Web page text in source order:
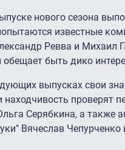
нового сезона
известные
Ревва и Михаил
быть дико
выпусках свои
находчивость проверят
Серябкина, а также
Вячеслав